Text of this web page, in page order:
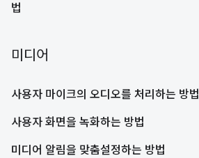
법
미디어
사용자 마이크의 오디오를 처리하는 방법
사용자 화면을 녹화하는 방법
미디어 알림을 맞춤설정하는 방법